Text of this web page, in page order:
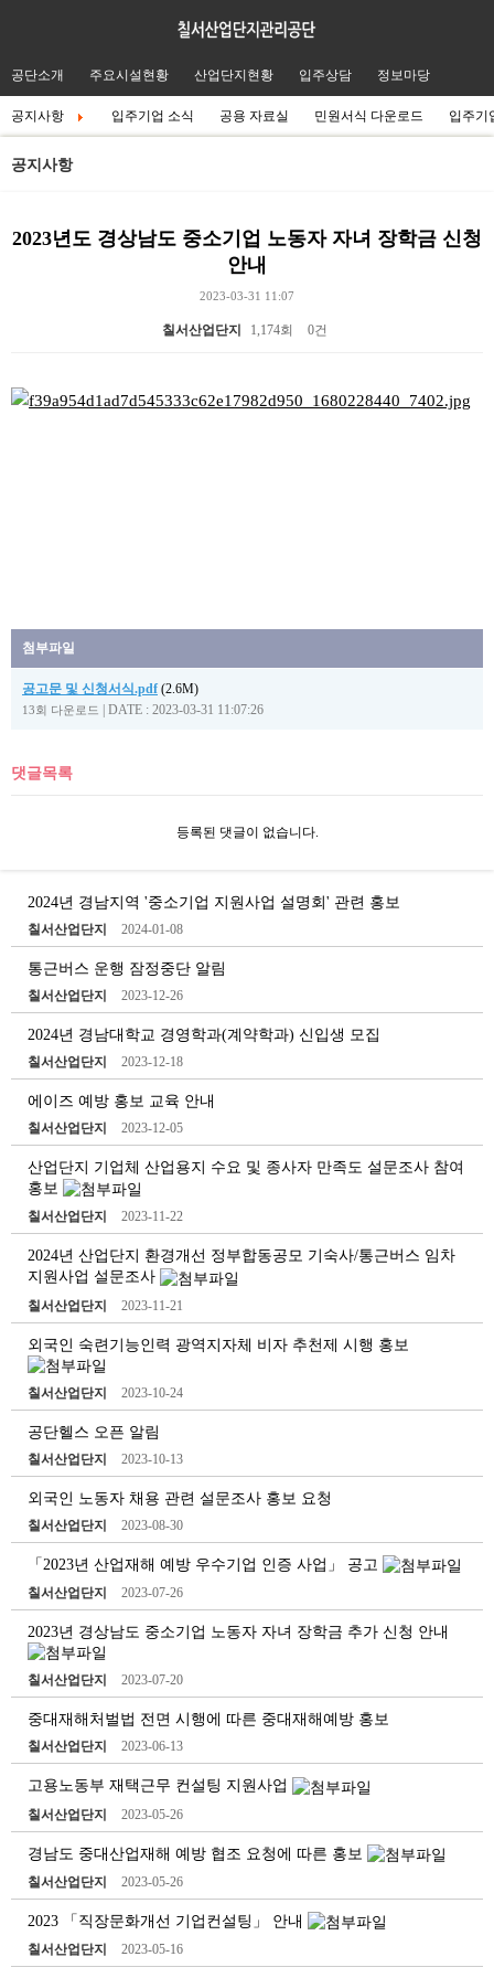
공단소개 주요시설현황 산업단지현황 입주상담 정보마당
공지사항 입주기업 소식 공용 자료실 민원서식 다운로드 입주기
공지사항
2023년도 경상남도 중소기업 노동자 자녀 장학금 신청
안내
2023-03-31 11:07
칠서산업단지 1,174회 0건
본문
첨부파일
공고문 및 신청서식.pdf (2.6M)
13회 다운로드 DATE : 2023-03-31 11:07:26
댓글목록
등록된 댓글이 없습니다.
2024년 경남지역 '중소기업 지원사업 설명회' 관련 홍보
칠서산업단지 2024-01-08
통근버스 운행 잠정중단 알림
칠서산업단지 2023-12-26
2024년 경남대학교 경영학과(계약학과) 신입생 모집
칠서산업단지 2023-12-18
에이즈 예방 홍보 교육 안내
칠서산업단지 2023-12-05
산업단지 기업체 산업용지 수요 및 종사자 만족도 설문조사 참여
홍보
칠서산업단지 2023-11-22
2024년 산업단지 환경개선 정부합동공모 기숙사/통근버스 임차
지원사업 설문조사
칠서산업단지 2023-11-21
외국인 숙련기능인력 광역지자체 비자 추천제 시행 홍보
칠서산업단지 2023-10-24
공단헬스 오픈 알림
칠서산업단지 2023-10-13
외국인 노동자 채용 관련 설문조사 홍보 요청
칠서산업단지 2023-08-30
「2023년 산업재해 예방 우수기업 인증 사업」 공고
칠서산업단지 2023-07-26
2023년 경상남도 중소기업 노동자 자녀 장학금 추가 신청 안내
칠서산업단지 2023-07-20
중대재해처벌법 전면 시행에 따른 중대재해예방 홍보
칠서산업단지 2023-06-13
고용노동부 재택근무 컨설팅 지원사업
칠서산업단지 2023-05-26
경남도 중대산업재해 예방 협조 요청에 따른 홍보
칠서산업단지 2023-05-26
2023 「직장문화개선 기업컨설팅」 안내
칠서산업단지 2023-05-16